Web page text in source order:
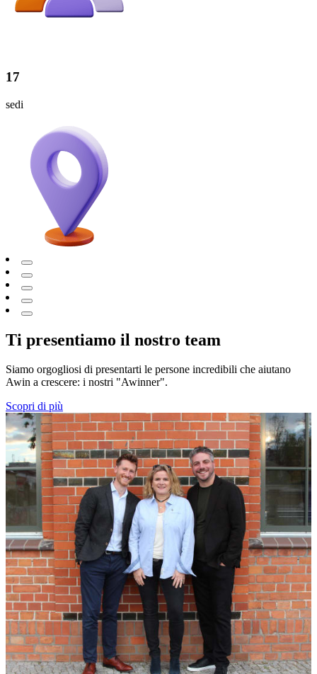
17
sedi
Ti presentiamo il nostro team
Siamo orgogliosi di presentarti le persone incredibili che aiutano
Awin a crescere: i nostri "Awinner".
Scopri di più